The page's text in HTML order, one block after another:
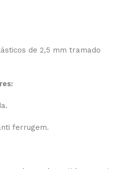
de 2,5 mm tramado
ferrugem.